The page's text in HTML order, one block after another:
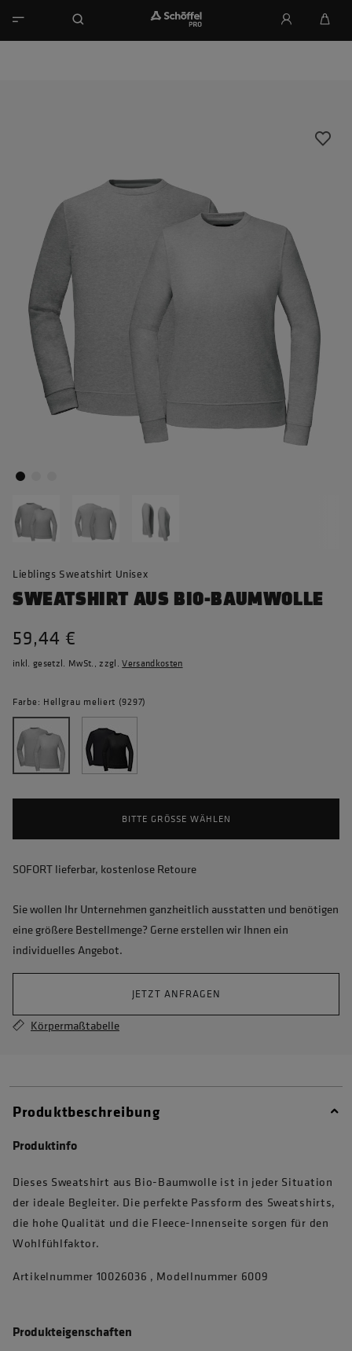
Lieblings Sweatshirt Unisex
SWEATSHIRT AUS BIO-BAUMWOLLE
59,44 €
inkl. gesetzl. MwSt., zzgl.Versandkosten
Farbe: Hellgrau meliert (9297)
BITTE GRÖSSE WÄHLEN
SOFORT lieferbar, kostenlose Retoure
Sie wollen Ihr Unternehmen ganzheitlich ausstatten und benötigen
eine größere Bestellmenge? Gerne erstellen wir Ihnen ein
individuelles Angebot.
JETZT ANFRAGEN
Körpermaßtabelle
Produktbeschreibung
Produktinfo
Dieses Sweatshirt aus Bio-Baumwolle ist in jeder Situation
der ideale Begleiter. Die perfekte Passform des Sweatshirts,
die hohe Qualität und die Fleece-Innenseite sorgen für den
Wohlfühlfaktor.
Artikelnummer 10026036 , Modellnummer 6009
Produkteigenschaften